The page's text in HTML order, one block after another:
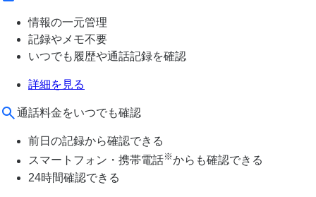
情報の一元管理
記録やメモ不要
いつでも履歴や通話記録を確認
詳細を見る
通話料金をいつでも確認
前日の記録から確認できる
スマートフォン・携帯電話※からも確認できる
24時間確認できる